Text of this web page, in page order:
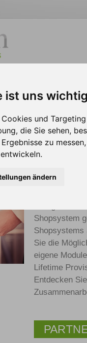
ist uns
und
die Sie sehen,
zu
ändern
Vorteile
Ipilum
Shopsystem
Shopsystems
Sie die
eigene
Lifetime
Entdecken